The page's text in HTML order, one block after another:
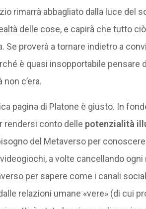
rimarrà abbagliato dalla luce del
delle cose, e capirà che tutto
Se proverà a tornare indietro a
è quasi insopportabile pensare
c’era.
pagina di Platone è giusto. In
rendersi conto delle potenzialità
del Metaverso per
a volte cancellando ogni
per sapere come i canali
relazioni umane «vere» (di cui